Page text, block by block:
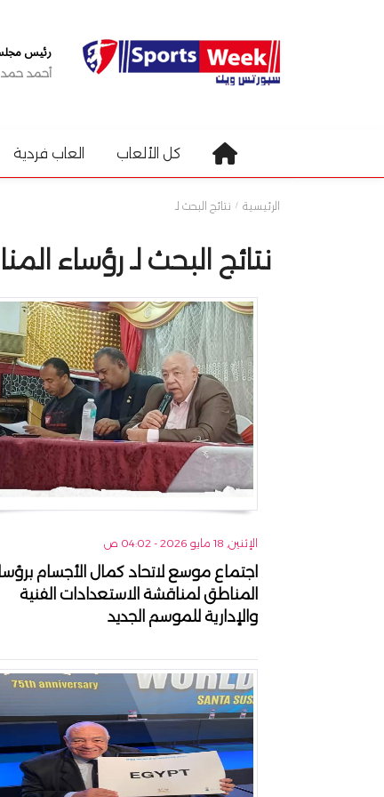
رئيس
أحمد
كل الألعاب العاب فردية
الرئيسية نتائج البحث لـ
نتائج البحث لـ رؤساء
الإثنين, 18 مايو 2026 - 04:02 ص
اجتماع موسع لاتحاد كمال الأجسام
المناطق لمناقشة الاستعدادات الفنية
والإدارية للموسم الجديد